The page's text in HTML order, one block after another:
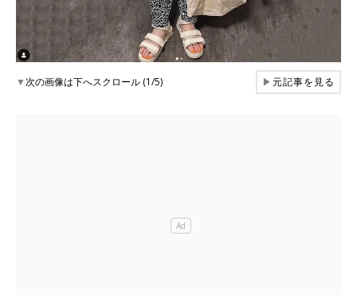
▼次の画像は下へスクロール (1/5) ▶元記事を見る